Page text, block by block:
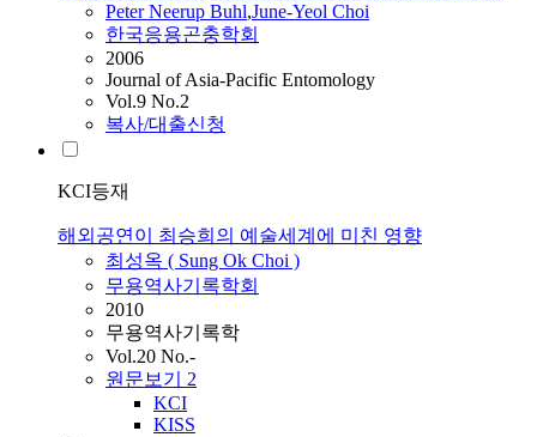
Peter Neerup Buhl,June-Yeol Choi
한국응용곤충학회
2006
Journal of Asia-Pacific Entomology
Vol.9 No.2
복사/대출신청
KCI등재
해외공연이 최승희의 예술세계에 미친 영향
최성옥 ( Sung Ok Choi )
무용역사기록학회
2010
무용역사기록학
Vol.20 No.-
원문보기 2
KCI
KISS